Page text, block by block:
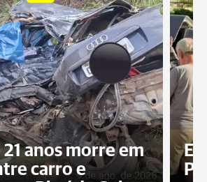
anos morre em
carro e